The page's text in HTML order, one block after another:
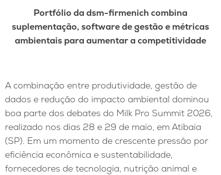
Portfólio da dsm-firmenich combina
suplementação, software de gestão e métricas
ambientais para aumentar a competitividade
A combinação entre produtividade, gestão de
dados e redução do impacto ambiental dominou
boa parte dos debates do Milk Pro Summit 2026,
realizado nos dias 28 e 29 de maio, em Atibaia
(SP). Em um momento de crescente pressão por
eficiência econômica e sustentabilidade,
fornecedores de tecnologia, nutrição animal e